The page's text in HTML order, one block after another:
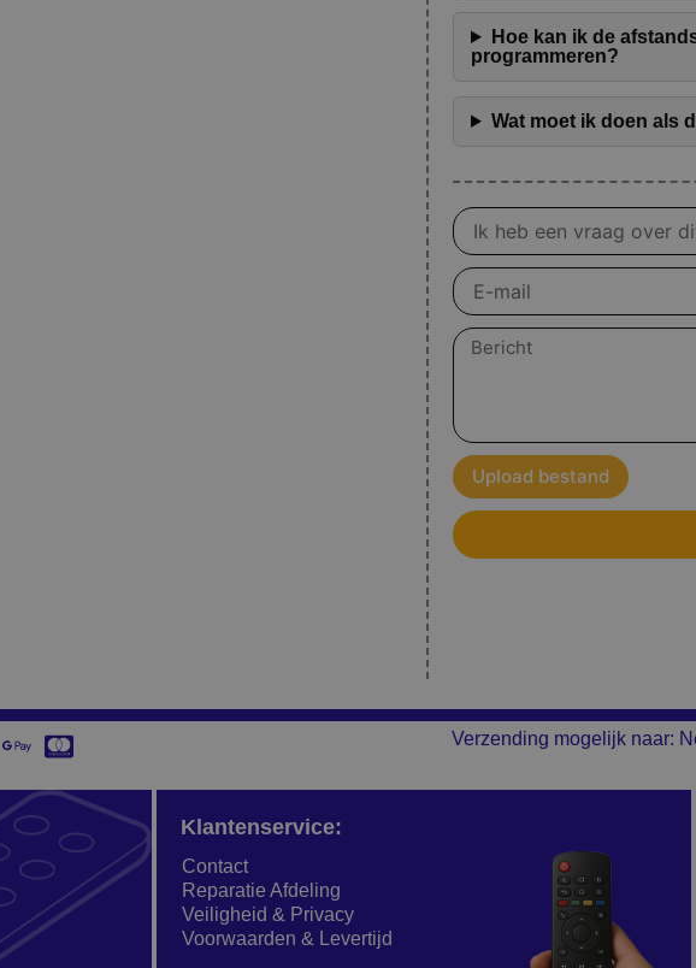
Hoe kan ik de
programmeren?
Wat moet ik doen als
Vraag
over
product
E-
mail
Bericht
Upload bestand
Verzending mogelijk naar:
Klantenservice:
Contact
Reparatie Afdeling
Veiligheid & Privacy
Voorwaarden & Levertijd